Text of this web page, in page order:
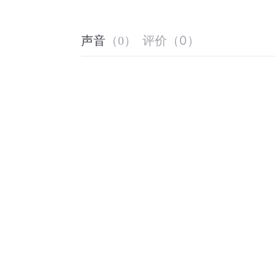
声音 （0） 评价 （0 ）